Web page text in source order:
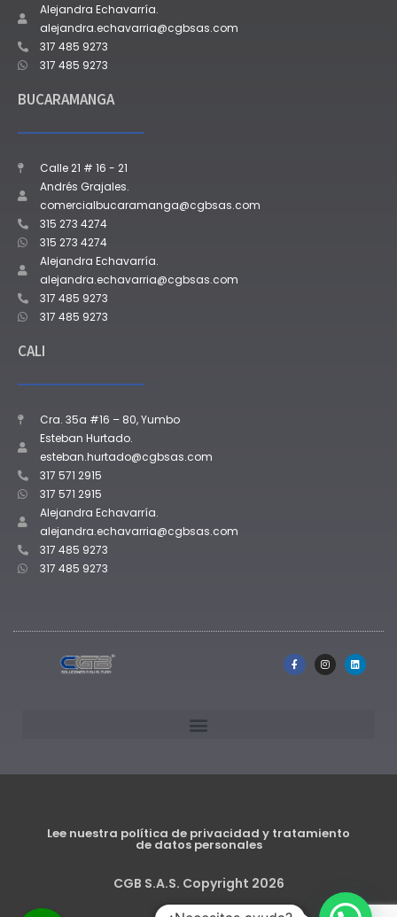
Alejandra Echavarría.
alejandra.echavarria@cgbsas.com
317 485 9273
317 485 9273
BUCARAMANGA
Calle 21 # 16 - 21
Andrés Grajales.
comercialbucaramanga@cgbsas.com
315 273 4274
315 273 4274
Alejandra Echavarría.
alejandra.echavarria@cgbsas.com
317 485 9273
317 485 9273
CALI
Cra. 35a #16 – 80, Yumbo
Esteban Hurtado.
esteban.hurtado@cgbsas.com
317 571 2915
317 571 2915
Alejandra Echavarría.
alejandra.echavarria@cgbsas.com
317 485 9273
317 485 9273
Lee nuestra política de privacidad y tratamiento
de datos personales
CGB S.A.S. Copyright 2026